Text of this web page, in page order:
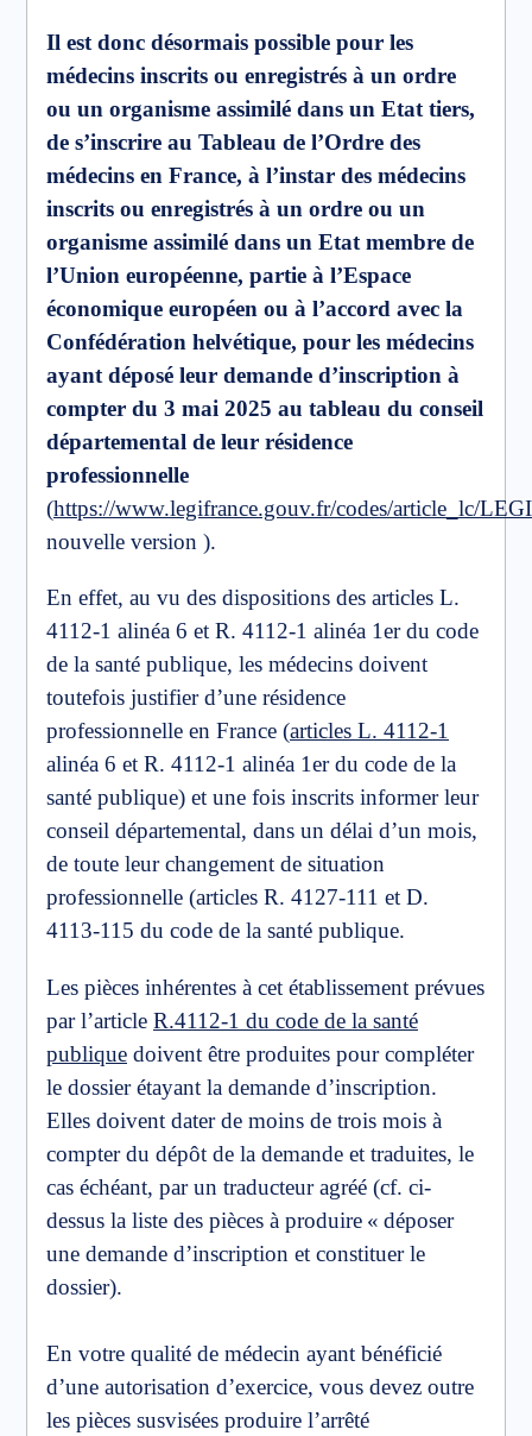
Il est donc désormais possible pour les
médecins inscrits ou enregistrés à un ordre
ou un organisme assimilé dans un Etat tiers,
de s’inscrire au Tableau de l’Ordre des
médecins en France, à l’instar des médecins
inscrits ou enregistrés à un ordre ou un
organisme assimilé dans un Etat membre de
l’Union européenne, partie à l’Espace
économique européen ou à l’accord avec la
Confédération helvétique, pour les médecins
ayant déposé leur demande d’inscription à
compter du 3 mai 2025 au tableau du conseil
départemental de leur résidence
professionnelle
(https://www.legifrance.gouv.fr/codes/article_lc/
nouvelle version ).
En effet, au vu des dispositions des articles L.
4112-1 alinéa 6 et R. 4112-1 alinéa 1er du code
de la santé publique, les médecins doivent
toutefois justifier d’une résidence
professionnelle en France (articles L. 4112-1
alinéa 6 et R. 4112-1 alinéa 1er du code de la
santé publique) et une fois inscrits informer leur
conseil départemental, dans un délai d’un mois,
de toute leur changement de situation
professionnelle (articles R. 4127-111 et D.
4113-115 du code de la santé publique.
Les pièces inhérentes à cet établissement prévues
par l’article R.4112-1 du code de la santé
publique doivent être produites pour compléter
le dossier étayant la demande d’inscription.
Elles doivent dater de moins de trois mois à
compter du dépôt de la demande et traduites, le
cas échéant, par un traducteur agréé (cf. ci-
dessus la liste des pièces à produire « déposer
une demande d’inscription et constituer le
dossier).
En votre qualité de médecin ayant bénéficié
d’une autorisation d’exercice, vous devez outre
les pièces susvisées produire l’arrêté